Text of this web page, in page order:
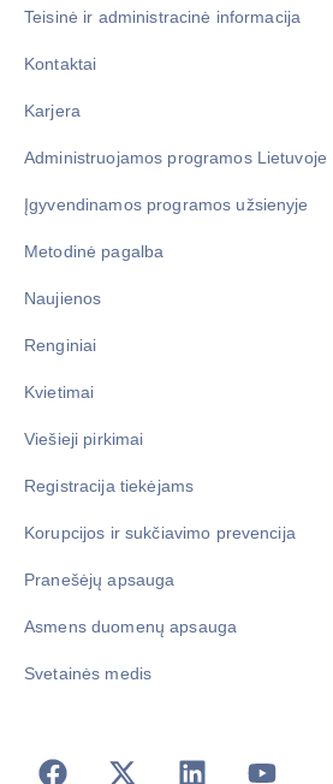
Teisinė ir administracinė informacija
Kontaktai
Karjera
Administruojamos programos Lietuvoje
Įgyvendinamos programos užsienyje
Metodinė pagalba
Naujienos
Renginiai
Kvietimai
Viešieji pirkimai
Registracija tiekėjams
Korupcijos ir sukčiavimo prevencija
Pranešėjų apsauga
Asmens duomenų apsauga
Svetainės medis